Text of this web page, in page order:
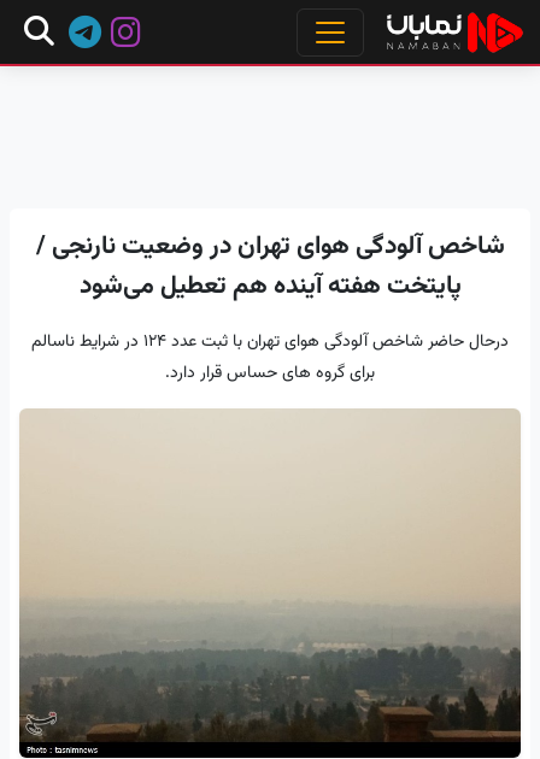
شاخص آلودگی هوای تهران در وضعیت نارنجی /
پایتخت هفته آینده هم تعطیل می‌شود
درحال حاضر شاخص آلودگی هوای تهران با ثبت عدد 124 در شرایط ناسالم
برای گروه های حساس قرار دارد.